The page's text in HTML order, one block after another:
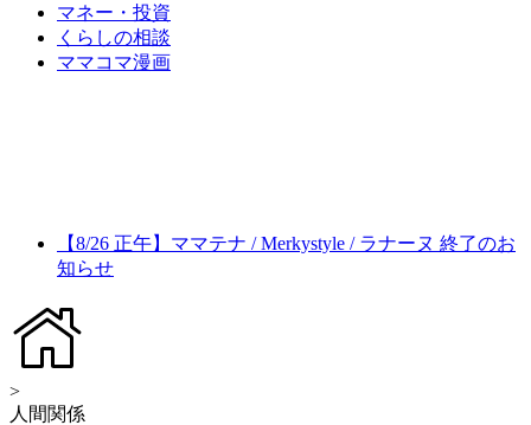
マネー・投資
くらしの相談
ママコマ漫画
【8/26 正午】ママテナ / Merkystyle / ラナーヌ 終了のお
知らせ
>
人間関係